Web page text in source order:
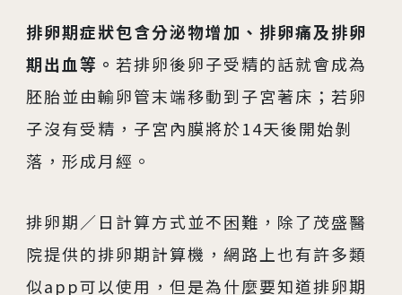
排卵期症狀包含分泌物增加、排卵痛及排卵
期出血等。 若排卵後卵子受精的話就會成為
胚胎並由輸卵管末端移動到子宮著床；若卵
子沒有受精，子宮內膜將於14天後開始剝
落，形成月經。
排卵期／日計算方式並不困難，除了茂盛醫
院提供的排卵期計算機，網路上也有許多類
似app可以使用，但是為什麼要知道排卵期